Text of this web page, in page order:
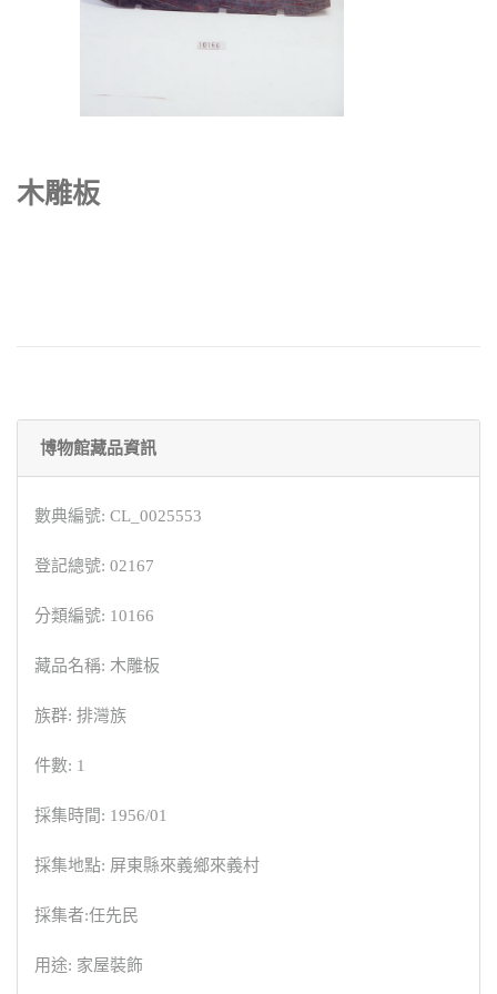
木雕板
博物館藏品資訊
數典編號: CL_0025553
登記總號: 02167
分類編號: 10166
藏品名稱: 木雕板
族群: 排灣族
件數: 1
採集時間: 1956/01
採集地點: 屏東縣來義鄉來義村
採集者:任先民
用途: 家屋裝飾